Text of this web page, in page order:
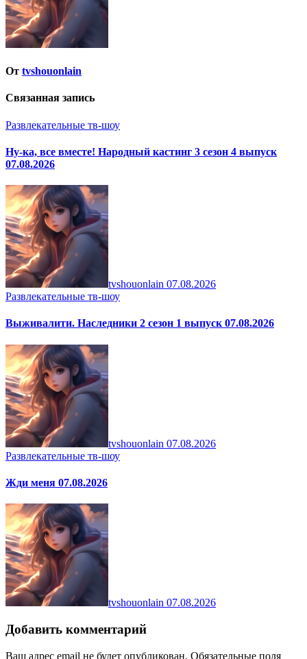
От tvshouonlain
Связанная запись
Развлекательные тв-шоу
Ну-ка, все вместе! Народный кастинг 3 сезон 4 выпуск
07.08.2026
tvshouonlain 07.08.2026
Развлекательные тв-шоу
Выживалити. Наследники 2 сезон 1 выпуск 07.08.2026
tvshouonlain 07.08.2026
Развлекательные тв-шоу
Жди меня 07.08.2026
tvshouonlain 07.08.2026
Добавить комментарий
Ваш адрес email не будет опубликован. Обязательные поля